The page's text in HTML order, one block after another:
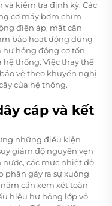
và kiểm tra định kỳ. Các
cơ máy bơm chìm
điện áp, mất cân
bảo hoạt động đúng
hư hỏng động cơ tốn
hệ thống. Việc thay thế
vệ theo khuyến nghị
của hệ thống.
cáp và kết
những điều kiện
giảm độ nguyên vẹn
các mức nhiệt độ
phần gây ra sự xuống
cần xem xét toàn
hiệu hư hỏng lớp vỏ